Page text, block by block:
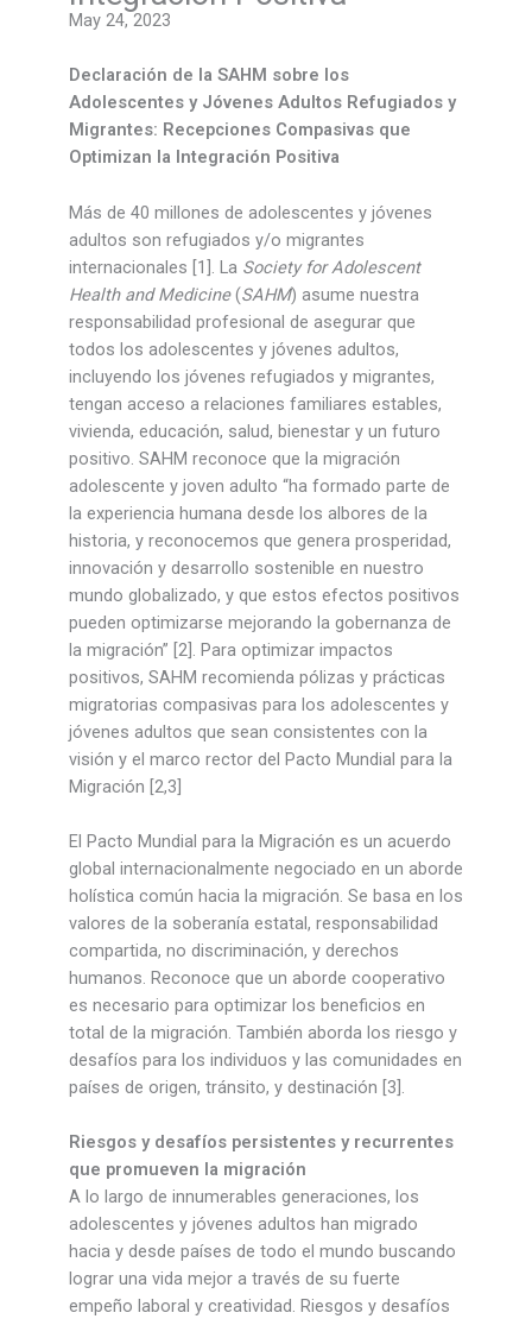
May 24, 2023
Declaración de la SAHM sobre los
Adolescentes y Jóvenes Adultos Refugiados y
Migrantes: Recepciones Compasivas que
Optimizan la Integración Positiva
Más de 40 millones de adolescentes y jóvenes
adultos son refugiados y/o migrantes
internacionales [1]. La Society for Adolescent
Health and Medicine(SAHM) asume nuestra
responsabilidad profesional de asegurar que
todos los adolescentes y jóvenes adultos,
incluyendo los jóvenes refugiados y migrantes,
tengan acceso a relaciones familiares estables,
vivienda, educación, salud, bienestar y un futuro
positivo. SAHM reconoce que la migración
adolescente y joven adulto “ha formado parte de
la experiencia humana desde los albores de la
historia, y reconocemos que genera prosperidad,
innovación y desarrollo sostenible en nuestro
mundo globalizado, y que estos efectos positivos
pueden optimizarse mejorando la gobernanza de
la migración” [2]. Para optimizar impactos
positivos, SAHM recomienda pólizas y prácticas
migratorias compasivas para los adolescentes y
jóvenes adultos que sean consistentes con la
visión y el marco rector del Pacto Mundial para la
Migración [2,3]
El Pacto Mundial para la Migración es un acuerdo
global internacionalmente negociado en un aborde
holística común hacia la migración. Se basa en los
valores de la soberanía estatal, responsabilidad
compartida, no discriminación, y derechos
humanos. Reconoce que un aborde cooperativo
es necesario para optimizar los beneficios en
total de la migración. También aborda los riesgo y
desafíos para los individuos y las comunidades en
países de origen, tránsito, y destinación [3].
Riesgos y desafíos persistentes y recurrentes
que promueven la migración
A lo largo de innumerables generaciones, los
adolescentes y jóvenes adultos han migrado
hacia y desde países de todo el mundo buscando
lograr una vida mejor a través de su fuerte
empeño laboral y creatividad. Riesgos y desafíos